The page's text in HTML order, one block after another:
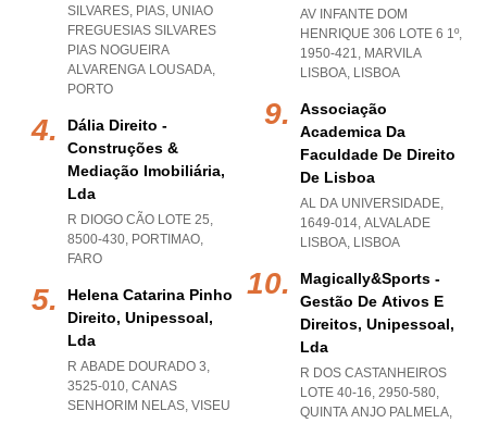
SILVARES, PIAS, UNIAO
FREGUESIAS SILVARES
PIAS NOGUEIRA
ALVARENGA LOUSADA,
PORTO
Dália Direito -
Construções &
Mediação Imobiliária,
Lda
R DIOGO CÃO LOTE 25,
8500-430, PORTIMAO,
FARO
Helena Catarina Pinho
Direito, Unipessoal,
Lda
R ABADE DOURADO 3,
3525-010, CANAS
SENHORIM NELAS, VISEU
AV INFANTE DOM
HENRIQUE 306 LOTE 6 1º,
1950-421, MARVILA
LISBOA, LISBOA
Associação
Academica Da
Faculdade De Direito
De Lisboa
AL DA UNIVERSIDADE,
1649-014, ALVALADE
LISBOA, LISBOA
Magically&sports -
Gestão De Ativos E
Direitos, Unipessoal,
Lda
R DOS CASTANHEIROS
LOTE 40-16, 2950-580,
QUINTA ANJO PALMELA,